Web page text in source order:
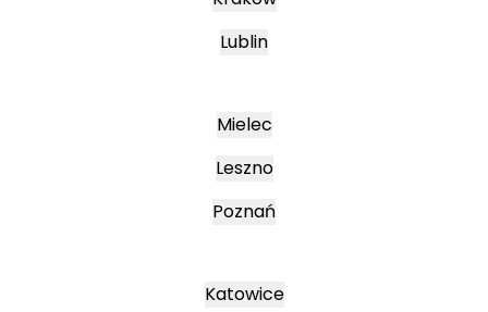
Lublin
Mielec
Leszno
Poznań
Katowice